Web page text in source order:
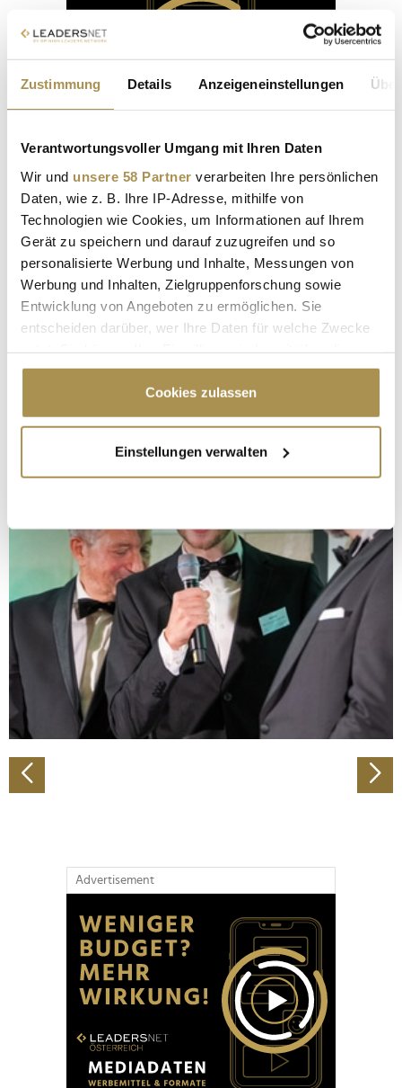
Zustimmung Details Anzeigeneinstellungen
Verantwortungsvoller Umgang mit Ihren Daten
Wir und unsere 58 Partner verarbeiten Ihre persönlichen
Daten, wie z. B. Ihre IP-Adresse, mithilfe von
Technologien wie Cookies, um Informationen auf Ihrem
Gerät zu speichern und darauf zuzugreifen und so
personalisierte Werbung und Inhalte, Messungen von
Werbung und Inhalten, Zielgruppenforschung sowie
Entwicklung von Angeboten zu ermöglichen. Sie
entscheiden darüber, wer Ihre Daten für welche Zwecke
Cookie-Erklärung oder durch Klicken auf das Privacy
Trigger Symbol ändern oder widerrufen
Informationen über Ihre geografische Lage
erfassen, welche bis auf einige Meter genau sein
bestimmten Merkmalen (Fingerprinting) identifizieren
Erfahren Sie mehr darüber, wie Ihre persönlichen Daten
verarbeitet werden, und legen Sie Ihre Präferenzen im
Abschnitt Einzelheitenfest.
Wir verwenden Cookies, um Inhalte und Anzeigen zu
personalisieren, Funktionen für soziale Medien anbieten
zu können und die Zugriffe auf unsere Website zu
analysieren. Außerdem geben wir Informationen zu Ihrer
Verwendung unserer Website an unsere Partner für
soziale Medien, Werbung und Analysen weiter. Unsere
Partner führen diese Informationen möglicherweise mit
Cookies zulassen
Einstellungen verwalten
Advertisement